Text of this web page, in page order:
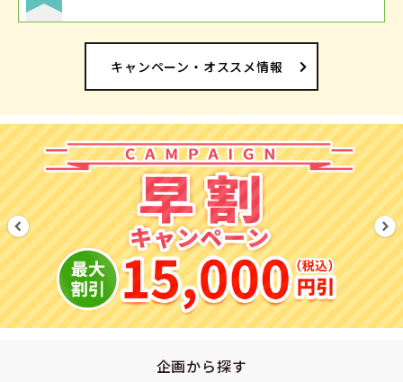
キャンペーン・オススメ情報
企画から探す